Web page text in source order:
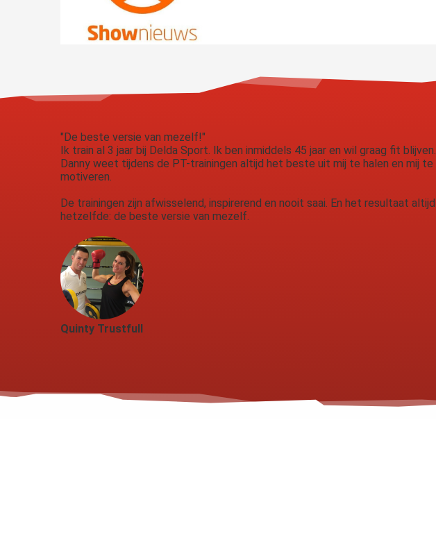
"De beste versie van mezelf!"
Ik train al 3 jaar bij Delda Sport. Ik ben inmiddels 45 jaar en wil graag fit blijven.
Danny weet tijdens de PT-trainingen altijd het beste uit mij te halen en mij te
motiveren.
De trainingen zijn afwisselend, inspirerend en nooit saai. En het resultaat altijd
hetzelfde: de beste versie van mezelf.
Quinty Trustfull